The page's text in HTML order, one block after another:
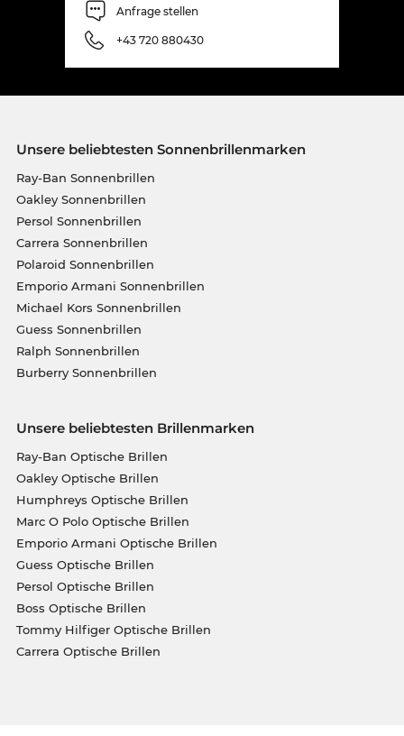
Anfrage stellen
+43 720 880430
Unsere beliebtesten Sonnenbrillenmarken
Ray-Ban Sonnenbrillen
Oakley Sonnenbrillen
Persol Sonnenbrillen
Carrera Sonnenbrillen
Polaroid Sonnenbrillen
Emporio Armani Sonnenbrillen
Michael Kors Sonnenbrillen
Guess Sonnenbrillen
Ralph Sonnenbrillen
Burberry Sonnenbrillen
Unsere beliebtesten Brillenmarken
Ray-Ban Optische Brillen
Oakley Optische Brillen
Humphreys Optische Brillen
Marc O Polo Optische Brillen
Emporio Armani Optische Brillen
Guess Optische Brillen
Persol Optische Brillen
Boss Optische Brillen
Tommy Hilfiger Optische Brillen
Carrera Optische Brillen